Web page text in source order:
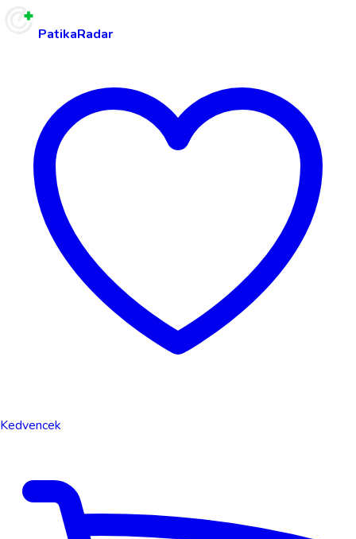
PatikaRadar
Kedvencek